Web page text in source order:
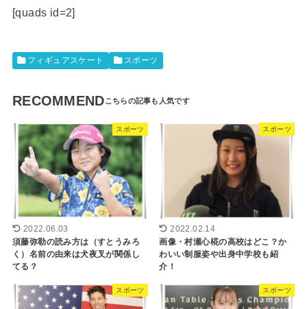
[quads id=2]
フィギュアスケート スポーツ
RECOMMEND
スポーツ
2022.06.03
須藤弥勒の読み方は（すとうみろ
く）名前の由来は犬夜叉が関係し
てる？
スポーツ
2022.02.14
画像・村瀬心椛の高校はどこ？か
わいい制服姿や出身中学校も紹
介！
スポーツ スポーツ